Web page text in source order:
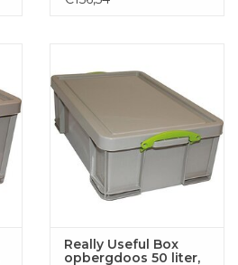
Really Useful Box
opbergdoos 50 liter,